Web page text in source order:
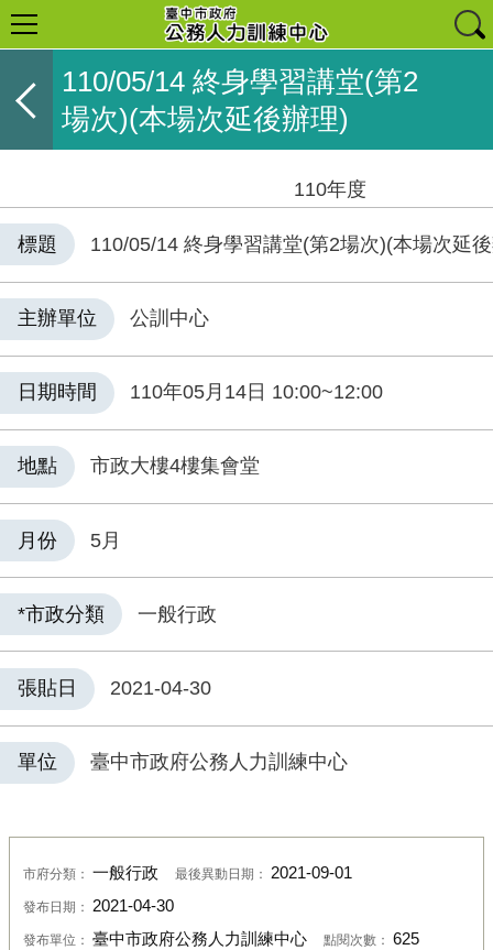
110/05/14 終身學習講堂(第2
場次)(本場次延後辦理)
110年度
標題 110/05/14 終身學習講堂(第2場次)(本場次延
主辦單位 公訓中心
日期時間 110年05月14日 10:00~12:00
地點 市政大樓4樓集會堂
月份 5月
*市政分類 一般行政
張貼日 2021-04-30
單位 臺中市政府公務人力訓練中心
市府分類： 一般行政 最後異動日期： 2021-09-01
發布日期： 2021-04-30
發布單位： 臺中市政府公務人力訓練中心 點閱次數： 625